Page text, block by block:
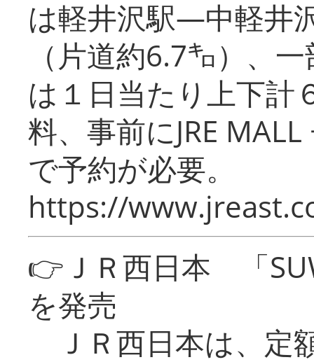
は軽井沢駅―中軽井
（片道約6.7㌔）、
は１日当たり上下計
料、事前にJRE
で予約が必要。
https://
👉ＪＲ西日本 「
を発売
ＪＲ西日本は、定